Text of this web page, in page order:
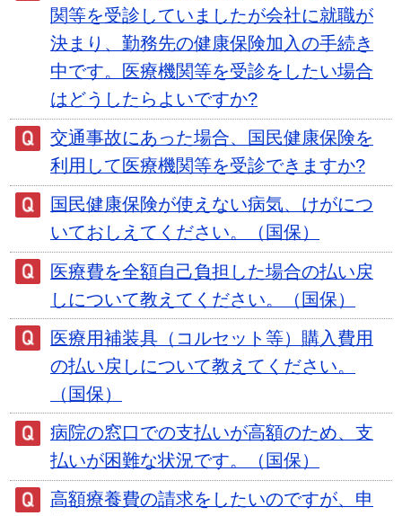
関等を受診していましたが会社に就職が
決まり、勤務先の健康保険加入の手続き
中です。医療機関等を受診をしたい場合
はどうしたらよいですか?
交通事故にあった場合、国民健康保険を
利用して医療機関等を受診できますか?
国民健康保険が使えない病気、けがにつ
いておしえてください。（国保）
医療費を全額自己負担した場合の払い戻
しについて教えてください。（国保）
医療用補装具（コルセット等）購入費用
の払い戻しについて教えてください。
（国保）
病院の窓口での支払いが高額のため、支
払いが困難な状況です。（国保）
高額療養費の請求をしたいのですが、申